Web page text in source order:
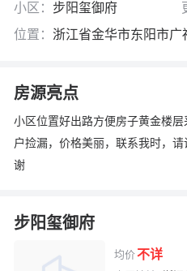
小区： 步阳玺御府
位置： 浙江省金华市东阳市广
房源亮点
小区️位置好出路方便房子黄金楼
户捡漏，价格美丽，联系我时，
谢
步阳玺御府
均价不详